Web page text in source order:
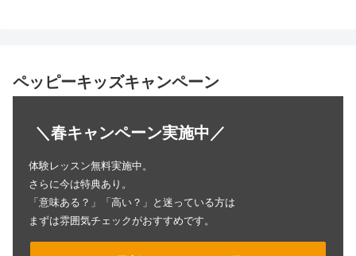
ペッピーキッズキャンペーン
＼春キャンペーン実施中／
体験レッスン無料実施中。
さらに今は特典あり。
「意味ある？」「高い？」と迷っている方は
まずは雰囲気チェックがおすすめです。